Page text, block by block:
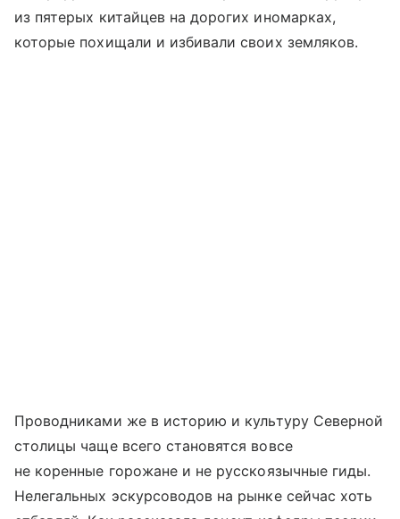
из пятерых китайцев на дорогих иномарках,
которые похищали и избивали своих земляков.
Проводниками же в историю и культуру Северной
столицы чаще всего становятся вовсе
не коренные горожане и не русскоязычные гиды.
Нелегальных эскурсоводов на рынке сейчас хоть